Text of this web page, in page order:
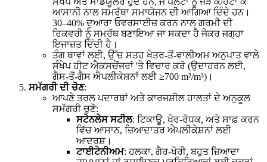
ਆਸਾਨੀ ਨਾਲ ਸਮਰੱਥਾ ਸਮਾਯੋਜਨ ਦੀ ਆਗਿਆ ਦਿੰਦੇ ਹਨ।
30–40% ਦੁਆਰਾ ਓਵਰਸਾਈਜ਼ ਕਰਨ ਨਾਲ ਗਰਮੀ ਦੀ
ਰਿਕਵਰੀ ਨੂੰ ਸਮਰੱਥ ਬਣਾਇਆ ਜਾ ਸਕਦਾ ਹੈ ਜੇਕਰ ਜਗ੍ਹਾ
ਇਜਾਜ਼ਤ ਦਿੰਦੀ ਹੈ।
ਤੰਗ ਥਾਵਾਂ ਲਈ, ਉੱਚ ਸਤਹ ਖੇਤਰ-ਤੋਂ-ਵਾਲੀਅਮ ਅਨੁਪਾਤ ਵਾਲੇ
ਸੰਖੇਪ ਹੀਟ ਐਕਸਚੇਂਜਰਾਂ 'ਤੇ ਵਿਚਾਰ ਕਰੋ (ਉਦਾਹਰਨ ਲਈ,
ਗੈਸ-ਤੋਂ-ਗੈਸ ਐਪਲੀਕੇਸ਼ਨਾਂ ਲਈ ≥700 m²/m³)।
ਸਮੱਗਰੀ ਦੀ ਚੋਣ:
ਆਪਣੇ ਤਰਲ ਪਦਾਰਥਾਂ ਅਤੇ ਕਾਰਜਸ਼ੀਲ ਹਾਲਤਾਂ ਦੇ ਅਨੁਕੂਲ
ਸਮੱਗਰੀ ਚੁਣੋ:
ਸਟੇਨਲੇਸ ਸਟੀਲ: ਟਿਕਾਊ, ਖੋਰ-ਰੋਧਕ, ਅਤੇ ਸਾਫ਼ ਕਰਨ
ਵਿੱਚ ਆਸਾਨ, ਜ਼ਿਆਦਾਤਰ ਐਪਲੀਕੇਸ਼ਨਾਂ ਲਈ
ਆਦਰਸ਼।
ਟਾਈਟੇਨੀਅਮ: ਹਲਕਾ, ਗੈਰ-ਖੋਰੀ, ਬਹੁਤ ਜ਼ਿਆਦਾ